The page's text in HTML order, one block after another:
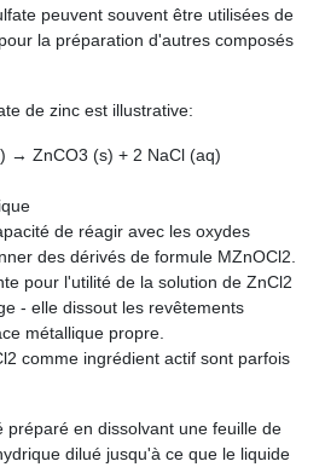
peuvent souvent être utilisées de
la préparation d'autres composés
de zinc est illustrative:
→ ZnCO3 (s) + 2 NaCl (aq)
de réagir avec les oxydes
des dérivés de formule MZnOCl2.
pour l'utilité de la solution de ZnCl2
- elle dissout les revêtements
métallique propre.
comme ingrédient actif sont parfois
préparé en dissolvant une feuille de
dilué jusqu'à ce que le liquide